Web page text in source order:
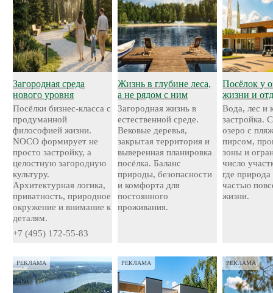
Загородная среда
нового уровня
Посёлки бизнес-класса с
продуманной
философией жизни.
NOCO формирует не
просто застройку, а
целостную загородную
культуру.
Архитектурная логика,
приватность, природное
окружение и внимание к
деталям.
+7 (495) 172-55-83
Жизнь в глубине леса,
а не рядом с ним
Загородная жизнь в
естественной среде.
Вековые деревья,
закрытая территория и
выверенная планировка
посёлка. Баланс
природы, безопасности
и комфорта для
постоянного
проживания.
Посёлок у
жизни и
Вода, лес и
застройка.
озеро с
пирсом,
зоны и
число
где природа
частью
жизни.
РЕКЛАМА РЕКЛАМА РЕКЛАМА